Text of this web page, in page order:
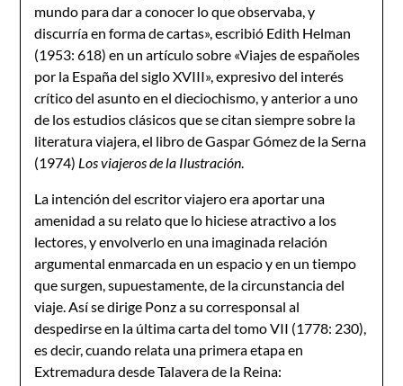
mundo para dar a conocer lo que observaba, y
discurría en forma de cartas», escribió Edith Helman
(1953: 618) en un artículo sobre «Viajes de españoles
por la España del siglo XVIII», expresivo del interés
crítico del asunto en el dieciochismo, y anterior a uno
de los estudios clásicos que se citan siempre sobre la
literatura viajera, el libro de Gaspar Gómez de la Serna
(1974) Los viajeros de la Ilustración.
La intención del escritor viajero era aportar una
amenidad a su relato que lo hiciese atractivo a los
lectores, y envolverlo en una imaginada relación
argumental enmarcada en un espacio y en un tiempo
que surgen, supuestamente, de la circunstancia del
viaje. Así se dirige Ponz a su corresponsal al
despedirse en la última carta del tomo VII (1778: 230),
es decir, cuando relata una primera etapa en
Extremadura desde Talavera de la Reina: